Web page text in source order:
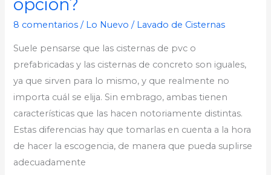
opción?
8 comentarios / Lo Nuevo / Lavado de Cisternas
Suele pensarse que las cisternas de pvc o
prefabricadas y las cisternas de concreto son iguales,
ya que sirven para lo mismo, y que realmente no
importa cuál se elija. Sin embrago, ambas tienen
características que las hacen notoriamente distintas.
Estas diferencias hay que tomarlas en cuenta a la hora
de hacer la escogencia, de manera que pueda suplirse
adecuadamente